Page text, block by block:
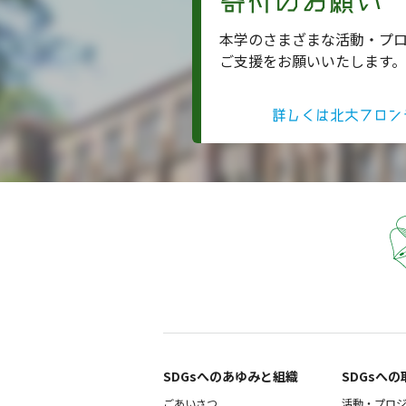
本学のさまざまな活動・プ
ご支援をお願いいたします。
詳しくは北大フロ
SDGsへのあゆみと組織 ​
ごあいさつ
SDGsへの
活動・プロ